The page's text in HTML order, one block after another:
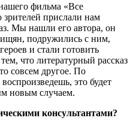
фильма «Все
зрителей прислали нам
Мы нашли его автора, он
подружились с ним,
и стали готовить
что литературный рассказ
совсем другое. По
это будет
новым случаем.
консультантами?